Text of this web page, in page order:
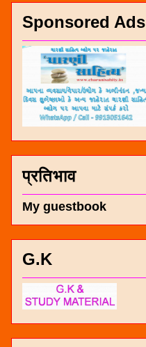
Sponsored Ads
प्रतिभाव
My guestbook
G.K